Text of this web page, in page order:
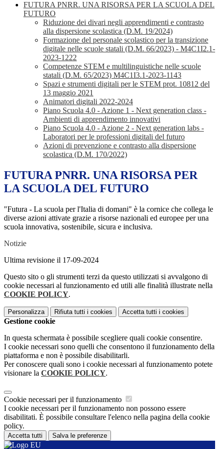
FUTURA PNRR. UNA RISORSA PER LA SCUOLA DEL
FUTURO
Riduzione dei divari negli apprendimenti e contrasto
alla dispersione scolastica (D.M. 19/2024)
Formazione del personale scolastico per la transizione
digitale nelle scuole statali (D.M. 66/2023) - M4C1I2.1-
2023-1222
Competenze STEM e multilinguistiche nelle scuole
statali (D.M. 65/2023) M4C1I3.1-2023-1143
Spazi e strumenti digitali per le STEM prot. 10812 del
13 maggio 2021
Animatori digitali 2022-2024
Piano Scuola 4.0 - Azione 1 - Next generation class -
Ambienti di apprendimento innovativi
Piano Scuola 4.0 - Azione 2 - Next generation labs -
Laboratori per le professioni digitali del futuro
Azioni di prevenzione e contrasto alla dispersione
scolastica (D.M. 170/2022)
FUTURA PNRR. UNA RISORSA PER
LA SCUOLA DEL FUTURO
"Futura - La scuola per l'Italia di domani" è la cornice che collega le
diverse azioni attivate grazie a risorse nazionali ed europee per una
scuola innovativa, sostenibile, sicura e inclusiva.
Notizie
Ultima revisione il 17-09-2024
Questo sito o gli strumenti terzi da questo utilizzati si avvalgono di
cookie necessari al funzionamento ed utili alle finalità illustrate nella
COOKIE POLICY.
Personalizza Rifiuta tutti i cookies Accetta tutti i cookies
Gestione cookie
In questa schermata è possibile scegliere quali cookie consentire.
I cookie necessari sono quelli che consentono il funzionamento della
piattaforma e non è possibile disabilitarli.
Per conoscere quali sono i cookie necessari al funzionamento potete
visionare la COOKIE POLICY.
Cookie necessari per il funzionamento
I cookie necessari per il funzionamento non possono essere
disabilitati. È possibile consultare l'elenco nella pagina della cookie
policy.
Accetta tutti Salva le preferenze